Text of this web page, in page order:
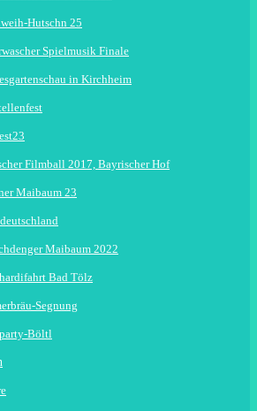
Hutschn 25
Spielmusik Finale
in Kirchheim
Filmball 2017, Bayrischer Hof
Maibaum 23
Maibaum 2022
Bad Tölz
Segnung
Böltl